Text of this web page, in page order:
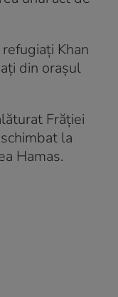
Khan
din orașul
Frăției
la
Hamas.